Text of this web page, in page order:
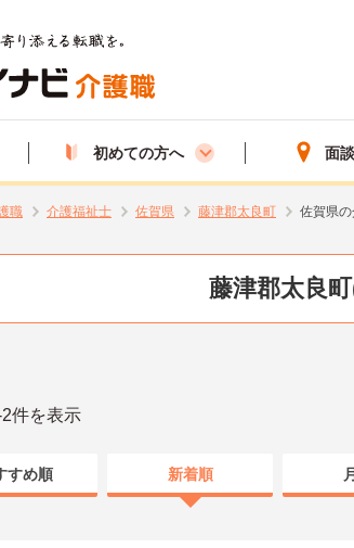
初めての方へ 面
職 介護福祉士 佐賀県 藤津郡太良町 佐賀県
藤津郡太良
件を表示
すめ順 新着順